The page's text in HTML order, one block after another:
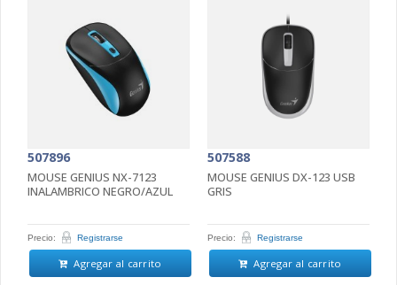
507896
MOUSE GENIUS NX-7123
INALAMBRICO NEGRO/AZUL
Precio: Registrarse
Agregar al carrito
507588
MOUSE GENIUS DX-123 USB
GRIS
Precio: Registrarse
Agregar al carrito